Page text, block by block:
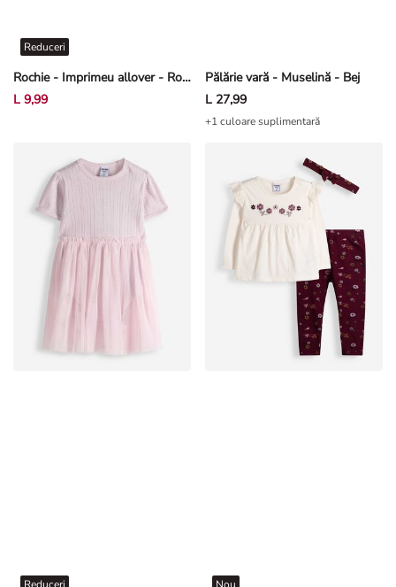
Rochie - Imprimeu allover - Roz deschis
Reduceri
L 9,99
Pălărie vară - Muselină - Bej
L 27,99
+1 culoare suplimentară